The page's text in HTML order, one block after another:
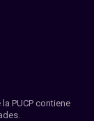
PUCP contiene